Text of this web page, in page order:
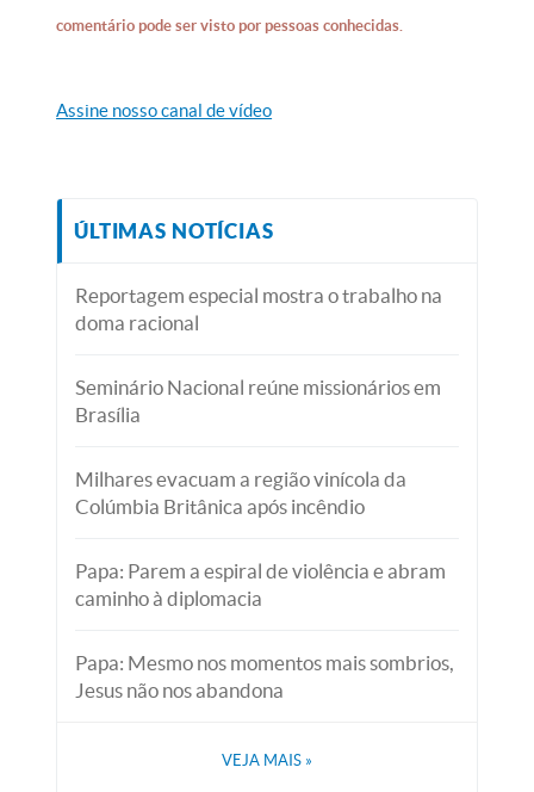
comentário pode ser visto por pessoas conhecidas.
Assine nosso canal de vídeo
ÚLTIMAS NOTÍCIAS
Reportagem especial mostra o trabalho na
doma racional
Seminário Nacional reúne missionários em
Brasília
Milhares evacuam a região vinícola da
Colúmbia Britânica após incêndio
Papa: Parem a espiral de violência e abram
caminho à diplomacia
Papa: Mesmo nos momentos mais sombrios,
Jesus não nos abandona
VEJA MAIS »